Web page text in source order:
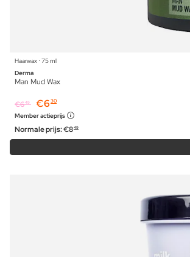
Haarwax ⋅ 75 ml
Derma
Man Mud Wax
€649 €630
Member actieprijs
Normale prijs:€849